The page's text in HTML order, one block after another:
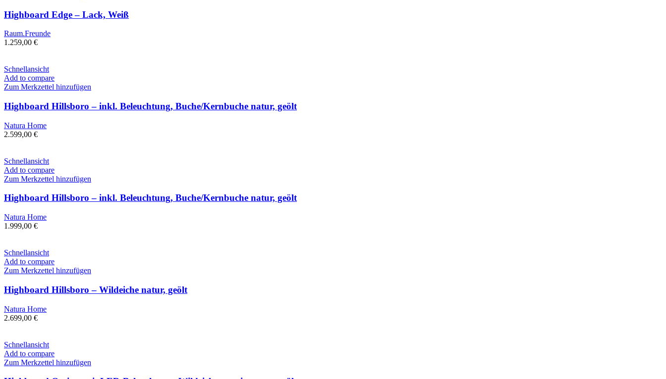
Highboard Edge – Lack, Weiß
Raum.Freunde
1.259,00 €
Schnellansicht
Add to compare
Zum Merkzettel hinzufügen
Highboard Hillsboro – inkl. Beleuchtung, Buche/Kernbuche natur, geölt
Natura Home
2.599,00 €
Schnellansicht
Add to compare
Zum Merkzettel hinzufügen
Highboard Hillsboro – inkl. Beleuchtung, Buche/Kernbuche natur, geölt
Natura Home
1.999,00 €
Schnellansicht
Add to compare
Zum Merkzettel hinzufügen
Highboard Hillsboro – Wildeiche natur, geölt
Natura Home
2.699,00 €
Schnellansicht
Add to compare
Zum Merkzettel hinzufügen